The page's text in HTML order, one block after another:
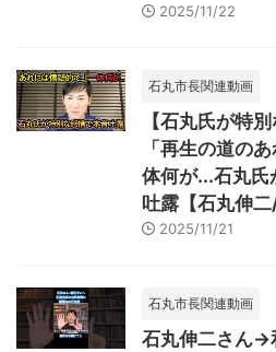
2025/11/22
石丸市長関連動画
【石丸氏が特
「再生の道の
体何が...石丸氏
吐露【石丸伸
2025/11/21
石丸市長関連動画
石丸伸二さん→